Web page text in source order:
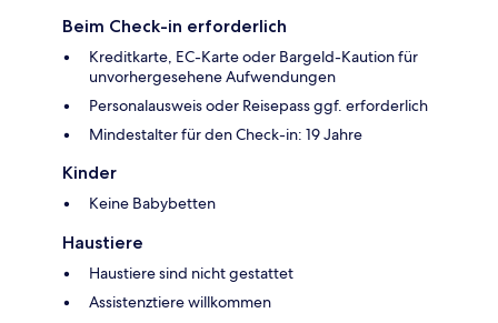
Beim Check-in erforderlich
Kreditkarte, EC-Karte oder Bargeld-Kaution für
unvorhergesehene Aufwendungen
Personalausweis oder Reisepass ggf. erforderlich
Mindestalter für den Check-in: 19 Jahre
Kinder
Keine Babybetten
Haustiere
Haustiere sind nicht gestattet
Assistenztiere willkommen